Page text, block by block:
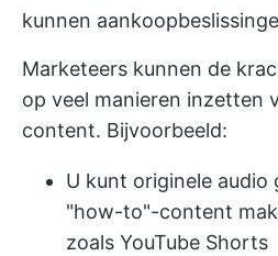
kunnen
Marketeers kunnen de
op veel manieren inzetten
content. Bijvoorbeeld:
U kunt originele audio
"how-to"-content
zoals YouTube Shorts